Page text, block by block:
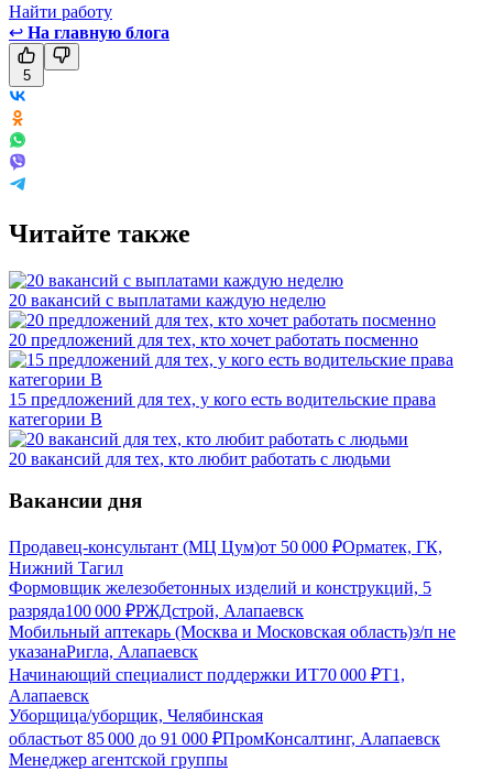
Найти работу
↩ На главную блога
5
Читайте также
20 вакансий с выплатами каждую неделю
20 предложений для тех, кто хочет работать посменно
15 предложений для тех, у кого есть водительские права
категории В
20 вакансий для тех, кто любит работать с людьми
Вакансии дня
Продавец-консультант (МЦ Цум)от 50 000 ₽Орматек, ГК,
Нижний Тагил
Формовщик железобетонных изделий и конструкций, 5
разряда100 000 ₽РЖДстрой, Алапаевск
Мобильный аптекарь (Москва и Московская область)з/п не
указанаРигла, Алапаевск
Начинающий специалист поддержки ИТ70 000 ₽Т1,
Алапаевск
Уборщица/уборщик, Челябинская
областьот 85 000 до 91 000 ₽ПромКонсалтинг, Алапаевск
Менеджер агентской группы